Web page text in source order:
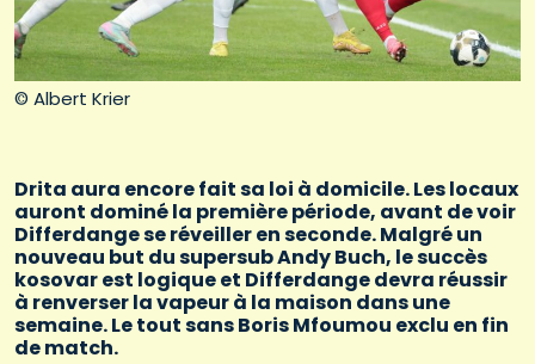
© Albert Krier
Drita aura encore fait sa loi à domicile. Les locaux
auront dominé la première période, avant de voir
Differdange se réveiller en seconde. Malgré un
nouveau but du supersub Andy Buch, le succès
kosovar est logique et Differdange devra réussir
à renverser la vapeur à la maison dans une
semaine. Le tout sans Boris Mfoumou exclu en fin
de match.